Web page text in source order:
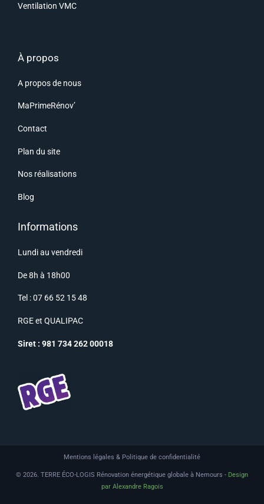
Ventilation VMC
À propos
A propos de nous
MaPrimeRénov’
Contact
Plan du site
Nos réalisations
Blog
Informations
Lundi au vendredi
De 8h à 18h00
Tel : 07 66 52 15 48
RGEet QUALIPAC
Siret : 981 734 262 00018
Mentions légales & Politique de confidentialité
© 2026. TERRE ÉCO-LOGIS Rénovation énergétique globale à Nemours - Design
par Alexandre Ragois